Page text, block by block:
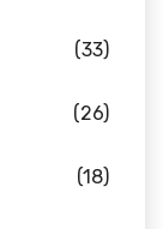
(33)
(26)
(18)